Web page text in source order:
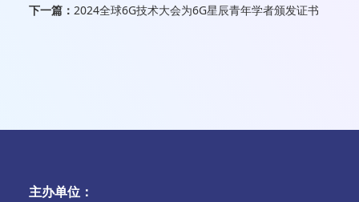
下一篇： 2024全球6G技术大会为6G星辰青年学者颁发证书
主办单位：